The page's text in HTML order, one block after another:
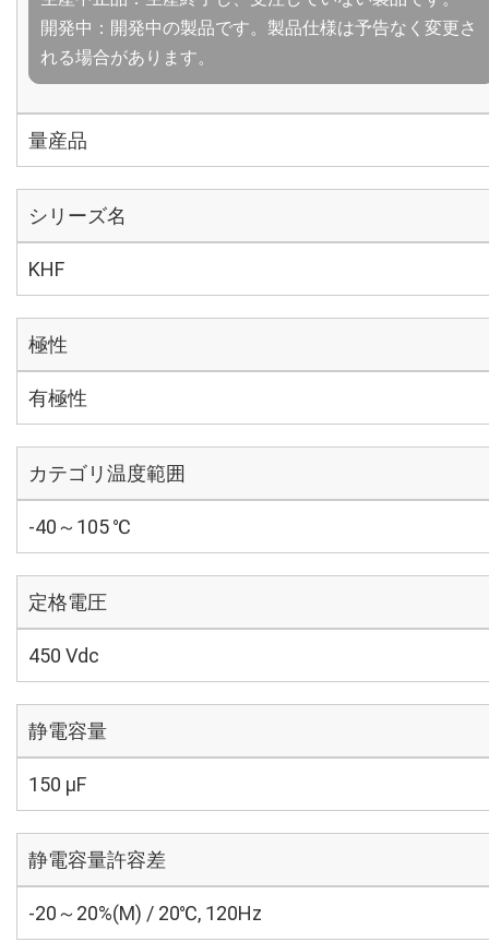
開発中：開発中の製品です。製品仕様は予告なく変更さ
れる場合があります。
量産品
シリーズ名
KHF
極性
有極性
カテゴリ温度範囲
-40～105 ℃
定格電圧
450 Vdc
静電容量
150 µF
静電容量許容差
-20～20%(M) / 20℃, 120Hz